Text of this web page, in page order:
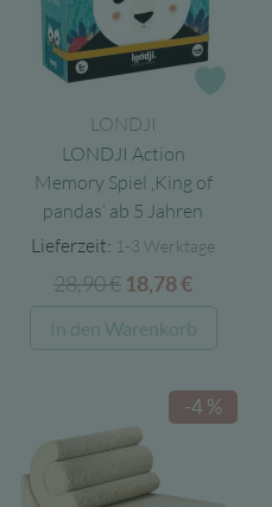
Wunschliste
LONDJI
LONDJI Action
Memory Spiel ‚King of
pandas‘ ab 5 Jahren
Lieferzeit: 1-3 Werktage
28,90€ Ursprünglicher
Preis
war:
18,78€
Preis
ist:
In den Warenkorb
-4 %